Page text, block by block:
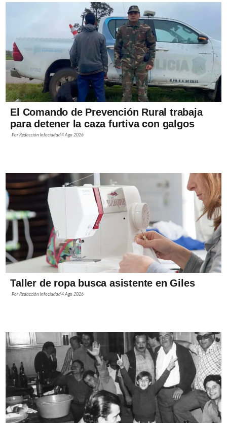
El Comando de Prevención Rural trabaja
para detener la caza furtiva con galgos
PorRedacción Infociudad4 Ago 2026
Taller de ropa busca asistente en Giles
PorRedacción Infociudad4 Ago 2026